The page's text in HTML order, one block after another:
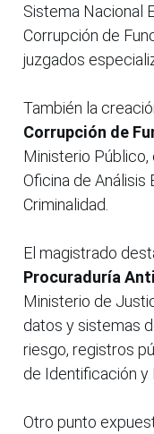
Sistema Nacional
Corrupción de
juzgados
También la
Corrupción de
Ministerio Público,
Oficina de
Criminalidad.
El magistrado
Procuraduría
Ministerio de
datos y sistemas
riesgo, registros
de Identificación y
Otro punto